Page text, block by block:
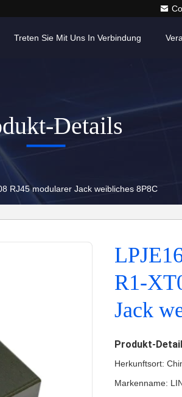
Treten Sie Mit Uns In Verbindung
Details
RJ45 modularer Jack weibliches 8P8C
R1-
Jack
Produkt-
Herkunftsort:
Markenname: